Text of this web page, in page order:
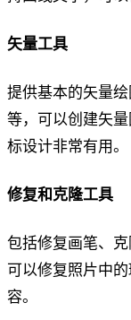
矢量工具
提供基本的矢量
等，可以创建矢
标设计非常有用。
修复和克隆工具
包括修复画笔、
可以修复照片中
容。